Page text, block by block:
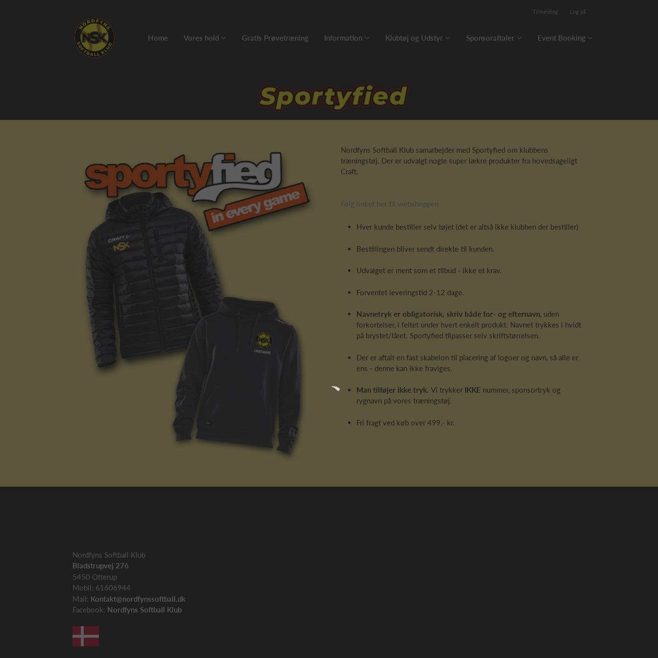
Tilmelding Log på
Home Vores hold Gratis Prøvetræning Information Klubtøj og Udstyr Sponsoraftaler Event Booking
Nordfyns Softball Klub samarbejder med Sportyfied om klubbens
træningstøj. Der er udvalgt nogle super lækre produkter fra hovedsageligt
Craft.
Følg linket her til webshoppen
Hver kunde bestiller selv tøjet (det er altså ikke klubben der bestiller)
Bestillingen bliver sendt direkte til kunden.
Udvalget er ment som et tilbud - ikke et krav.
Forventet leveringstid 2-12 dage.
Navnetryk er obligatorisk, skriv både for- og efternavn, uden
forkortelser, i feltet under hvert enkelt produkt. Navnet trykkes i hvidt
på brystet/låret. Sportyfied tilpasser selv skriftstørrelsen.
Der er aftalt en fast skabelon til placering af logoer og navn, så alle er
ens - denne kan ikke fraviges.
Man tilføjer ikke tryk. Vi trykker IKKE nummer, sponsortryk og
rygnavn på vores træningstøj.
Fri fragt ved køb over 499,- kr.
Nordfyns Softball Klub
Bladstrupvej 276
5450 Otterup
Mobil: 61606944
Mail: Kontakt@nordfynssoftball.dk
Facebook: Nordfyns Softball Klub